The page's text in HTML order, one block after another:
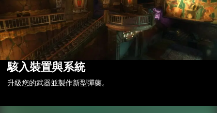
駭入裝置與系統
升級您的武器並製作新型彈藥。